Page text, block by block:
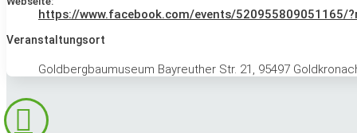
https://www.facebook.com/events/520955809051165/
Veranstaltungsort
Goldbergbaumuseum Bayreuther Str. 21, 95497